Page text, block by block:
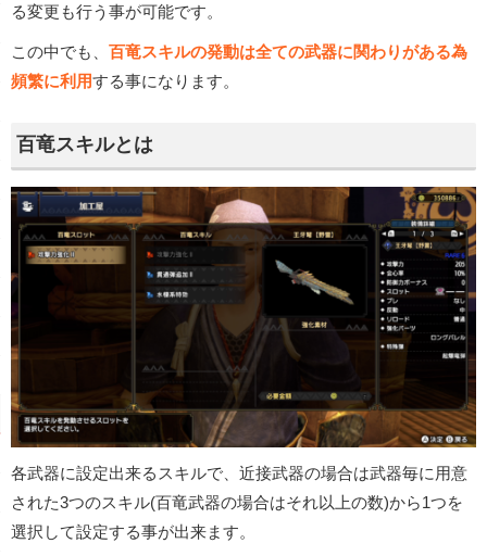
る変更も行う事が可能です。
この中でも、 百竜スキルの発動は全ての武器に関わりがある為
頻繁に利用する事になります。
百竜スキルとは
各武器に設定出来るスキルで、近接武器の場合は武器毎に用意
された3つのスキル(百竜武器の場合はそれ以上の数)から1つを
選択して設定する事が出来ます。